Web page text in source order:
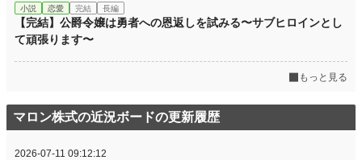
小説 恋愛 完結 長編
【完結】公爵令嬢は勇者への恩返しを試みる〜サブヒロインとし
て頑張ります〜
もっと見る
マロン株式の近況ボードの更新履歴
2026-07-11 09:12:12